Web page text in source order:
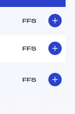
FFS
FFS
FFS